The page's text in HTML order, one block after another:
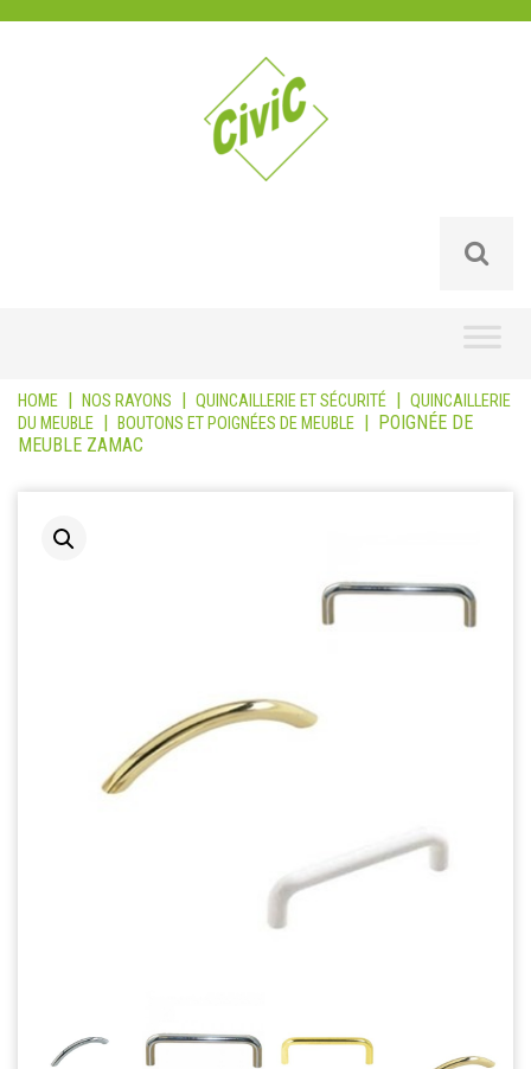
HOME | NOS RAYONS | QUINCAILLERIE ET SÉCURITÉ | QUINCAILLERIE
DU MEUBLE | BOUTONS ET POIGNÉES DE MEUBLE | POIGNÉE DE
MEUBLE ZAMAC